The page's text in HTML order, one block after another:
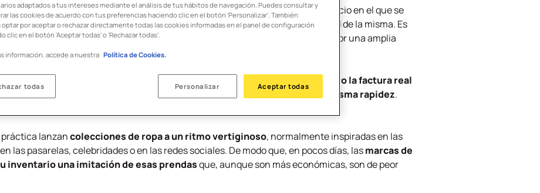
puede traducir al español como moda rápida. Consiste en un modelo de negocio en el que se
se producen las prendas de ropa,por encima de la calidado la durabilidad de la misma. Es
constantemente a las últimas tendencias de moda, ofreciendo al consumidor una amplia
bajos.
pueden cambiar todo su armario cada temporada y por muy poco dinero,
pero la factura real
la misma forma que compramos con rapidez, también desechamos con la misma rapidez.
ropa están en buen estado y pueden ser usadas una temporada más.
práctica lanzancolecciones de ropa a un ritmo vertiginoso, normalmente inspiradas en las
las pasarelas, celebridades o en las redes sociales. De modo que, en pocos días, lasmarcas de
inventario una imitación de esas prendasque, aunque son más económicas, son de peor
adaptados a tus intereses mediante el análisis de tus hábitos de navegación. Puedes consultar y
las cookies de acuerdo con tus preferencias haciendo clic en el botón 'Personalizar'. También
por aceptar o rechazar directamente todas las cookies informadas en el panel de configuración
clic en el botón 'Aceptar todas' o 'Rechazar todas'.
información, accede a nuestra Política de Cookies.
todas Personalizar Aceptar todas